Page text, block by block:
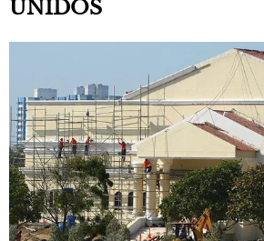
UNIDOS